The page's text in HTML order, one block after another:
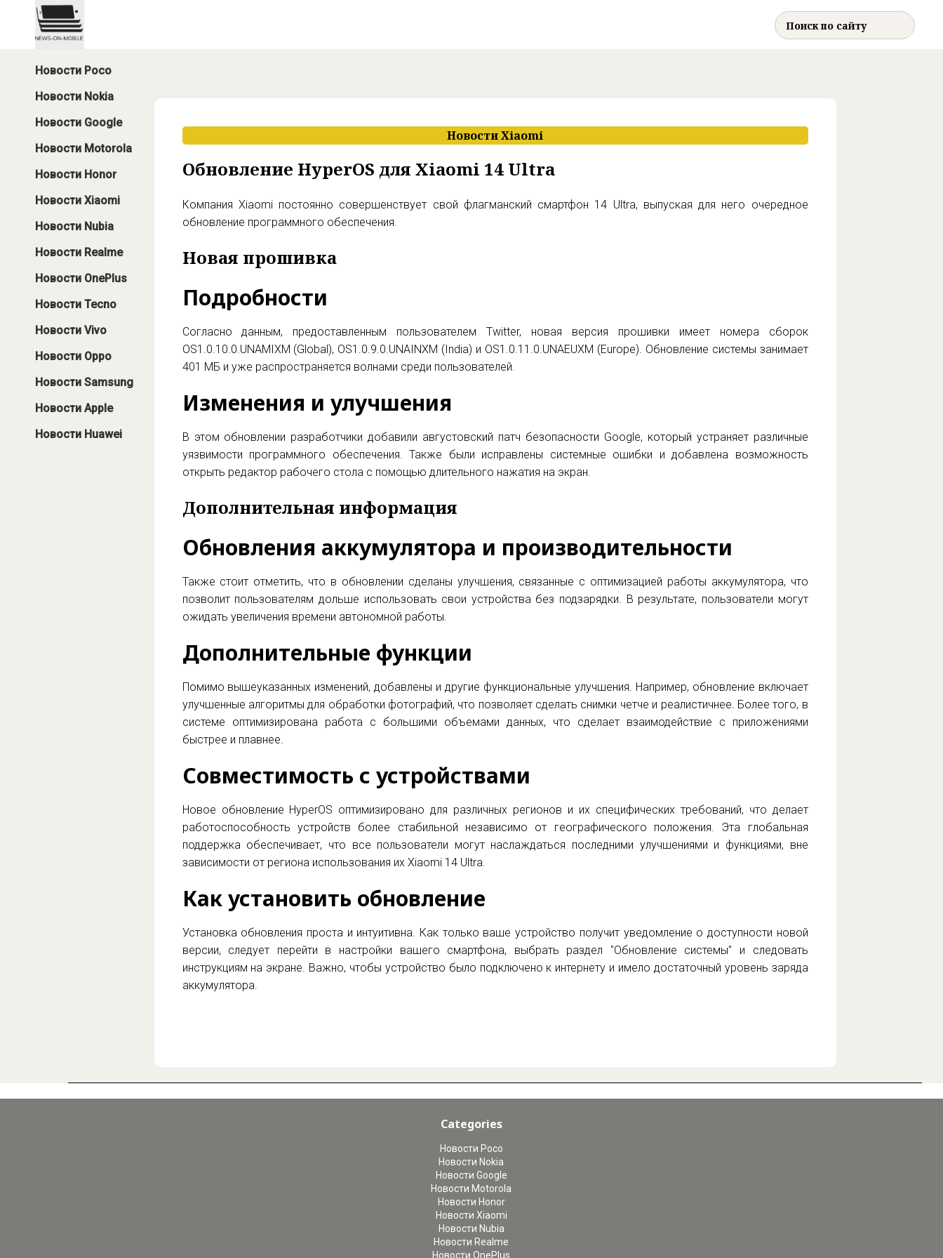
Новости Poco
Новости Nokia
Новости Google
Новости Motorola
Новости Honor
Новости Xiaomi
Новости Nubia
Новости Realme
Новости OnePlus
Новости Tecno
Новости Vivo
Новости Oppo
Новости Samsung
Новости Apple
Новости Huawei
Новости Xiaomi
Обновление HyperOS для Xiaomi 14 Ultra
Компания Xiaomi постоянно совершенствует свой флагманский смартфон 14 Ultra, выпуская для него очередное
обновление программного обеспечения.
Новая прошивка
Подробности
Согласно данным, предоставленным пользователем Twitter, новая версия прошивки имеет номера сборок
OS1.0.10.0.UNAMIXM (Global), OS1.0.9.0.UNAINXM (India) и OS1.0.11.0.UNAEUXM (Europe). Обновление системы занимает
401 МБ и уже распространяется волнами среди пользователей.
Изменения и улучшения
В этом обновлении разработчики добавили августовский патч безопасности Google, который устраняет различные
уязвимости программного обеспечения. Также были исправлены системные ошибки и добавлена возможность
открыть редактор рабочего стола с помощью длительного нажатия на экран.
Дополнительная информация
Обновления аккумулятора и производительности
Также стоит отметить, что в обновлении сделаны улучшения, связанные с оптимизацией работы аккумулятора, что
позволит пользователям дольше использовать свои устройства без подзарядки. В результате, пользователи могут
ожидать увеличения времени автономной работы.
Дополнительные функции
Помимо вышеуказанных изменений, добавлены и другие функциональные улучшения. Например, обновление включает
улучшенные алгоритмы для обработки фотографий, что позволяет сделать снимки четче и реалистичнее. Более того, в
системе оптимизирована работа с большими объемами данных, что сделает взаимодействие с приложениями
быстрее и плавнее.
Совместимость с устройствами
Новое обновление HyperOS оптимизировано для различных регионов и их специфических требований, что делает
работоспособность устройств более стабильной независимо от географического положения. Эта глобальная
поддержка обеспечивает, что все пользователи могут наслаждаться последними улучшениями и функциями, вне
зависимости от региона использования их Xiaomi 14 Ultra.
Как установить обновление
Установка обновления проста и интуитивна. Как только ваше устройство получит уведомление о доступности новой
версии, следует перейти в настройки вашего смартфона, выбрать раздел "Обновление системы" и следовать
инструкциям на экране. Важно, чтобы устройство было подключено к интернету и имело достаточный уровень заряда
аккумулятора.
Categories
Новости Poco
Новости Nokia
Новости Google
Новости Motorola
Новости Honor
Новости Xiaomi
Новости Nubia
Новости Realme
Новости OnePlus